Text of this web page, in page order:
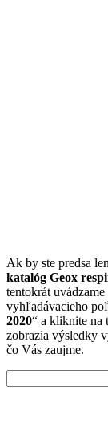
Ak by ste predsa
katalóg Geox
tentokrát
vyhľadávacieho
2020“ a kliknite na
zobrazia výsledky
čo Vás zaujme.